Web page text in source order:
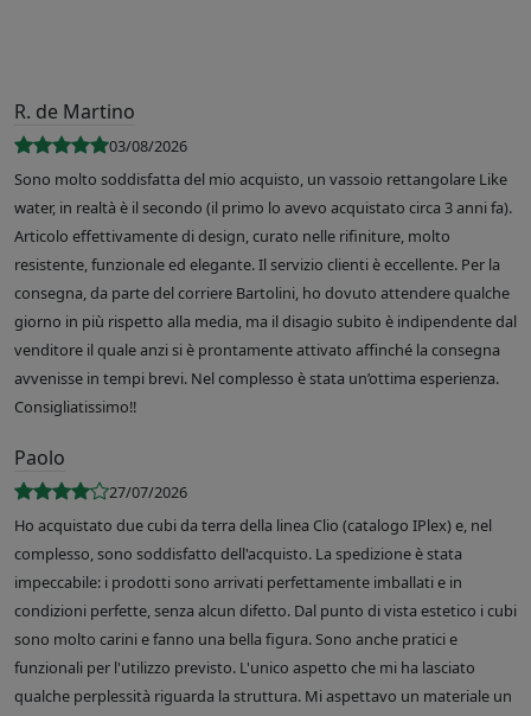
R. de Martino
03/08/2026
Sono molto soddisfatta del mio acquisto, un vassoio rettangolare Like
water, in realtà è il secondo (il primo lo avevo acquistato circa 3 anni fa).
Articolo effettivamente di design, curato nelle rifiniture, molto
resistente, funzionale ed elegante. Il servizio clienti è eccellente. Per la
consegna, da parte del corriere Bartolini, ho dovuto attendere qualche
giorno in più rispetto alla media, ma il disagio subito è indipendente dal
venditore il quale anzi si è prontamente attivato affinché la consegna
avvenisse in tempi brevi. Nel complesso è stata un’ottima esperienza.
Consigliatissimo!!
Paolo
27/07/2026
Ho acquistato due cubi da terra della linea Clio (catalogo IPlex) e, nel
complesso, sono soddisfatto dell'acquisto. La spedizione è stata
impeccabile: i prodotti sono arrivati perfettamente imballati e in
condizioni perfette, senza alcun difetto. Dal punto di vista estetico i cubi
sono molto carini e fanno una bella figura. Sono anche pratici e
funzionali per l'utilizzo previsto. L'unico aspetto che mi ha lasciato
qualche perplessità riguarda la struttura. Mi aspettavo un materiale un